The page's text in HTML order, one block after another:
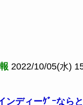
2022/10/05(水)
ンディーｹﾞｰなら